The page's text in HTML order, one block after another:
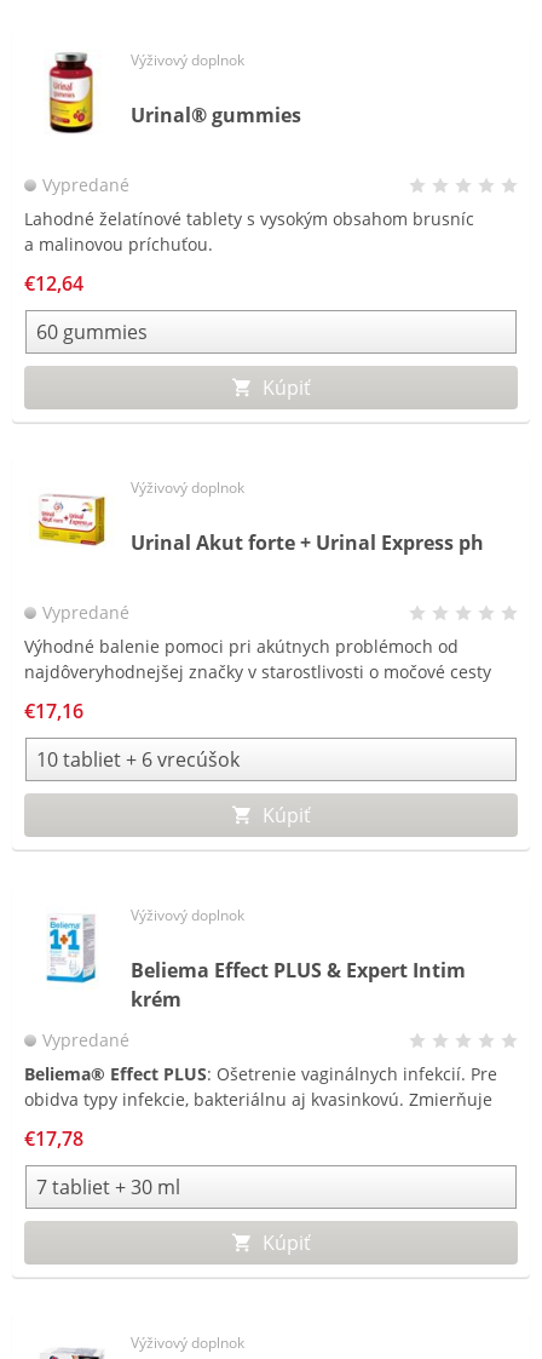
Výživový doplnok
Urinal® gummies
Vypredané
Lahodné želatínové tablety s vysokým obsahom brusníc
a malinovou príchuťou.
€12,64
Kúpiť
Výživový doplnok
Urinal Akut forte + Urinal Express ph
Vypredané
Výhodné balenie pomoci pri akútnych problémoch od
najdôveryhodnejšej značky v starostlivosti o močové cesty
€17,16
Kúpiť
Výživový doplnok
Beliema Effect PLUS & Expert Intim
krém
Vypredané
Beliema® Effect PLUS: Ošetrenie vaginálnych infekcií. Pre
obidva typy infekcie, bakteriálnu aj kvasinkovú. Zmierňuje
€17,78
Kúpiť
Výživový doplnok